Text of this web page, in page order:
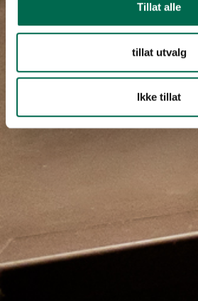
Tillat alle
tillat utvalg
Ikke tillat